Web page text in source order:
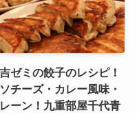
ゼミの餃子のレシピ！
チーズ・カレー風味・
ーン！九重部屋千代青